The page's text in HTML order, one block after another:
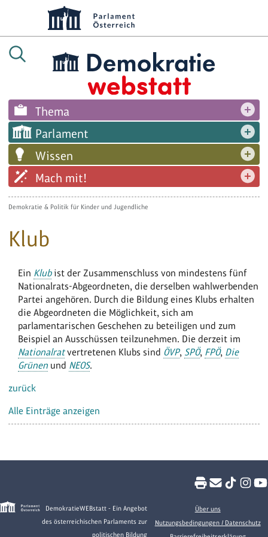
Thema
Parlament
Wissen
Mach mit!
Demokratie & Politik für Kinder und Jugendliche
Klub
Ein Klubist der Zusammenschluss von mindestens fünf
Nationalrats-Abgeordneten, die derselben wahlwerbenden
Partei angehören. Durch die Bildung eines Klubs erhalten
die Abgeordneten die Möglichkeit, sich am
parlamentarischen Geschehen zu beteiligen und zum
Beispiel an Ausschüssen teilzunehmen. Die derzeit im
Nationalratvertretenen Klubs sind ÖVP, SPÖ, FPÖ, Die
Grünen und NEOS.
zurück
Alle Einträge anzeigen
DemokratieWEBstatt - Ein Angebot
des österreichischen Parlaments zur
politischen Bildung
Über uns
Nutzungsbedingungen / Datenschutz